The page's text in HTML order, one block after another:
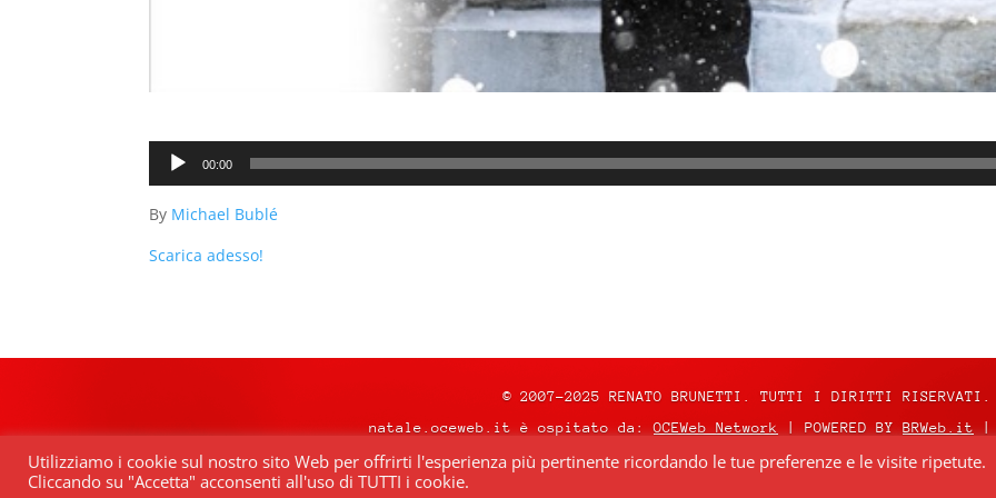
Audio
Player
00:00
By Michael Bublé
Scarica adesso!
© 2007-2025 RENATO BRUNETTI. TUTTI I DIRITTI RISERVATI.
natale.oceweb.it è ospitato da:OCEWeb Network | POWERED BY BRWeb.it
Creative Commons Attribuzione – Non commerciale –
Utilizziamo i cookie sul nostro sito Web per offrirti l'esperienza più pertinente ricordando le tue preferenze e le visite ripetute.
Cliccando su "Accetta" acconsenti all'uso di TUTTI i cookie.